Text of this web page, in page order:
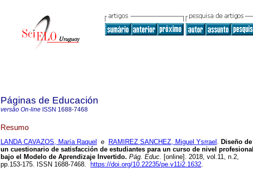
Páginas de Educación
versão On-line ISSN 1688-7468
Resumo
LANDA CAVAZOS, María Raquel e RAMIREZ SANCHEZ, Miguel Ysrrael . Diseño de
un cuestionario de satisfacción de estudiantes para un curso de nivel profesional
bajo el Modelo de Aprendizaje Invertido. Pág. Educ. [online]. 2018, vol.11, n.2,
pp.153-175. ISSN 1688-7468.
https://doi.org/10.22235/pe.v11i2.1632.